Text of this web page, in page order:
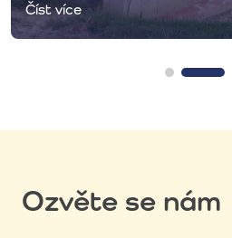
Číst více
Ozvěte se nám